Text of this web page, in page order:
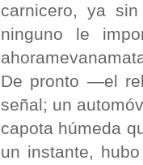
carnicero, ya
ninguno le
De pronto —el
señal; un
capota húmeda
un instante,